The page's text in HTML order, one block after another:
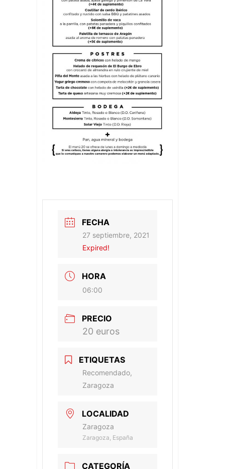
FECHA
27 septiembre, 2021
Expired!
HORA
06:00
PRECIO
20 euros
ETIQUETAS
Recomendado,
Zaragoza
LOCALIDAD
Zaragoza
Zaragoza, España
CATEGORÍA